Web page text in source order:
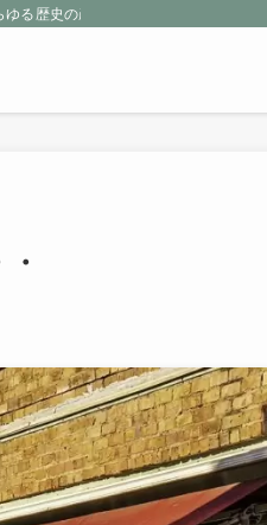
歴史の産物に包まれる魅惑の世界